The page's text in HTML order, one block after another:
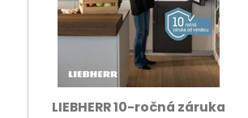
LIEBHERR 10-ročná záruka